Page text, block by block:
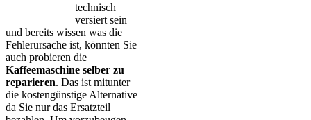
technisch
versiert sein
und bereits wissen was die
Fehlerursache ist, könnten Sie
auch probieren die
Kaffeemaschine selber zu
reparieren. Das ist mitunter
die kostengünstige Alternative
da Sie nur das Ersatzteil